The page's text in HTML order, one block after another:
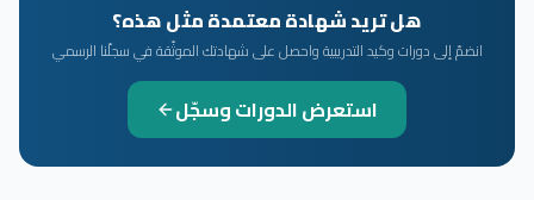
هل تريد شهادة معتمدة مثل هذه؟
انضمّ إلى دورات وكيد التدريبية واحصل على شهادتك الموثّقة في سجلّنا الرسمي
استعرض الدورات وسجّل